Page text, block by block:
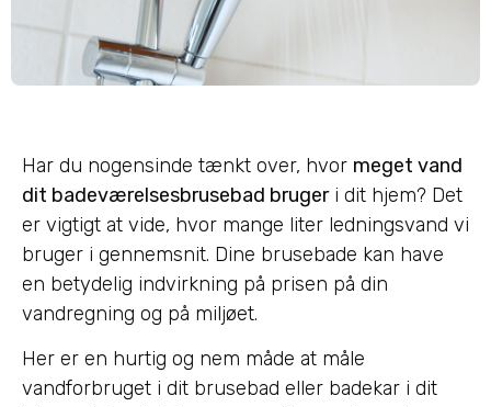
Har du nogensinde tænkt over, hvor meget vand
dit badeværelsesbrusebad brugeri dit hjem? Det
er vigtigt at vide, hvor mange liter ledningsvand vi
bruger i gennemsnit. Dine brusebade kan have
en betydelig indvirkning på prisen på din
vandregning og på miljøet.
Her er en hurtig og nem måde at måle
vandforbruget i dit brusebad eller badekar i dit